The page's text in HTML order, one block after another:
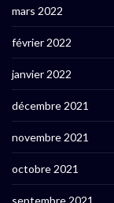
mars 2022
février 2022
janvier 2022
décembre 2021
novembre 2021
octobre 2021
septembre 2021